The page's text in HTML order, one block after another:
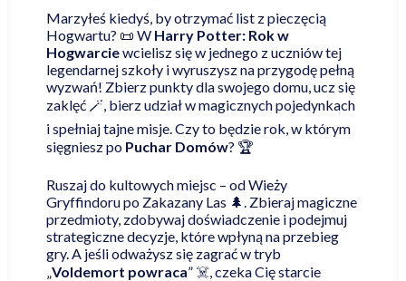
Marzyłeś kiedyś, by otrzymać list z pieczęcią
Hogwartu? 📜 W Harry Potter: Rok w
Hogwarciewcielisz się w jednego z uczniów tej
legendarnej szkoły i wyruszysz na przygodę pełną
wyzwań! Zbierz punkty dla swojego domu, ucz się
zaklęć 🪄, bierz udział w magicznych pojedynkach
i spełniaj tajne misje. Czy to będzie rok, w którym
sięgniesz po Puchar Domów? 🏆
Ruszaj do kultowych miejsc – od Wieży
Gryffindoru po Zakazany Las 🌲. Zbieraj magiczne
przedmioty, zdobywaj doświadczenie i podejmuj
strategiczne decyzje, które wpłyną na przebieg
gry. A jeśli odważysz się zagrać w tryb
„Voldemort powraca” ☠️, czeka Cię starcie